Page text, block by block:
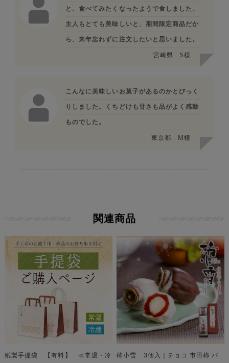
と、食べてみたくなったようで食しました。
主人もとても美味しいと、期間限定商品だか
ら、来年忘れずに注文したいと思いました。
宮崎県 S様
こんなに美味しいお菓子があるのかとびっく
りしました。くちどけも甘さも品がよく感動
ものでした。
東京都 M様
関連商品
紙製手提袋 【有料】 ≪常温・冷
柿小雪 3個入｜チョコ 市田柿 バ